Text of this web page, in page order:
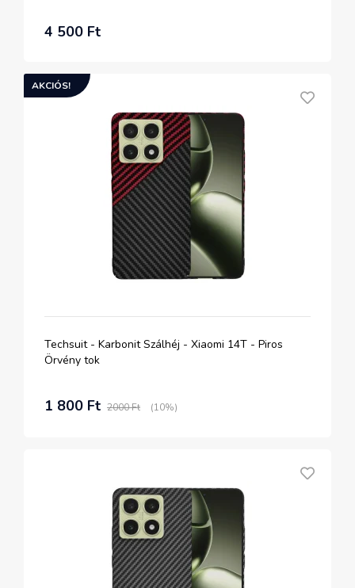
4 500 Ft
AKCIÓS!
Techsuit - Karbonit Szálhéj - Xiaomi 14T - Piros
Örvény tok
1 800 Ft 2000 Ft (10%)